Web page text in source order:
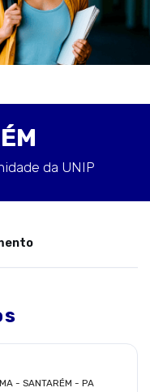
da UNIP
-SANTARÉM-PA